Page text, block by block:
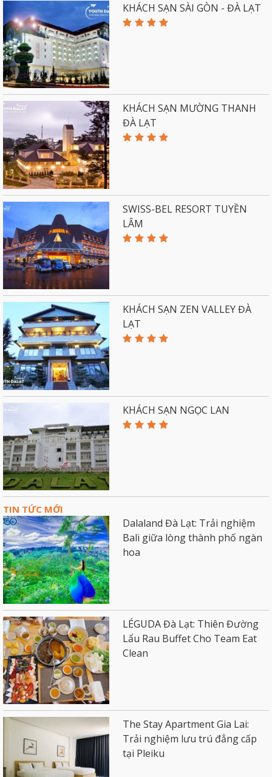
KHÁCH SẠN SÀI GÒN - ĐÀ LẠT
KHÁCH SẠN MƯỜNG THANH
ĐÀ LẠT
SWISS-BEL RESORT TUYỀN
LÂM
KHÁCH SẠN ZEN VALLEY ĐÀ
LẠT
KHÁCH SẠN NGỌC LAN
TIN TỨC MỚI
Dalaland Đà Lạt: Trải nghiệm
Bali giữa lòng thành phố ngàn
hoa
LÉGUDA Đà Lạt: Thiên Đường
Lẩu Rau Buffet Cho Team Eat
Clean
The Stay Apartment Gia Lai:
Trải nghiệm lưu trú đẳng cấp
tại Pleiku